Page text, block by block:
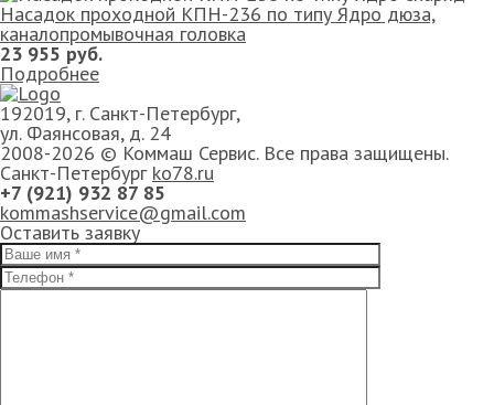
Насадок проходной КПН-236 по типу Ядро дюза,
каналопромывочная головка
23 955 руб.
Подробнее
192019, г. Санкт-Петербург,
ул. Фаянсовая, д. 24
2008-2026 © Коммаш Сервис. Все права защищены.
Санкт-Петербург ko78.ru
+7 (921) 932 87 85
kommashservice@gmail.com
Оставить заявку